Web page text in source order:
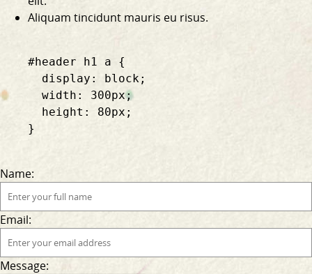
Aliquam tincidunt mauris eu risus.
    #header h1 a {
      display: block;
      width: 300px;
      height: 80px;
    }
Name:
Email:
Message: